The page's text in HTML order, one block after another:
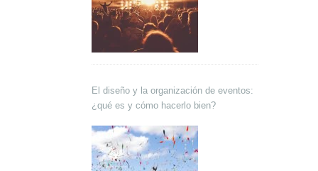
El diseño y la organización de eventos:
¿qué es y cómo hacerlo bien?